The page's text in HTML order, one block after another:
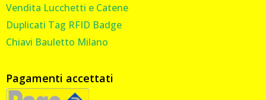
Vendita Lucchetti e Catene
Duplicati Tag RFID Badge
Chiavi Bauletto Milano
Pagamenti accettati